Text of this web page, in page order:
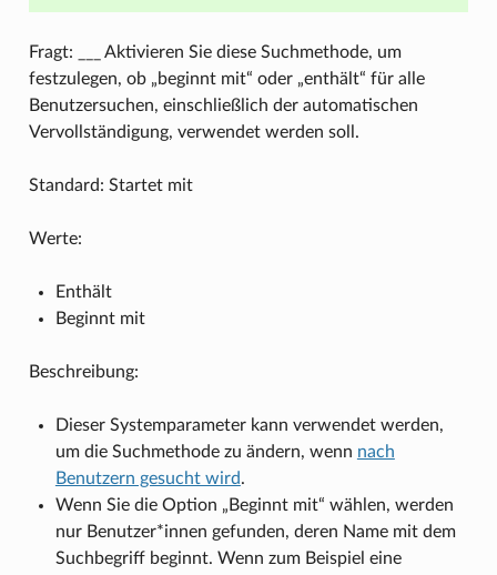
Fragt: ___ Aktivieren Sie diese Suchmethode, um
festzulegen, ob „beginnt mit“ oder „enthält“ für alle
Benutzersuchen, einschließlich der automatischen
Vervollständigung, verwendet werden soll.
Standard: Startet mit
Werte:
Enthält
Beginnt mit
Beschreibung:
Dieser Systemparameter kann verwendet werden,
um die Suchmethode zu ändern, wenn nach
Benutzern gesucht wird.
Wenn Sie die Option „Beginnt mit“ wählen, werden
nur Benutzer*innen gefunden, deren Name mit dem
Suchbegriff beginnt. Wenn zum Beispiel eine